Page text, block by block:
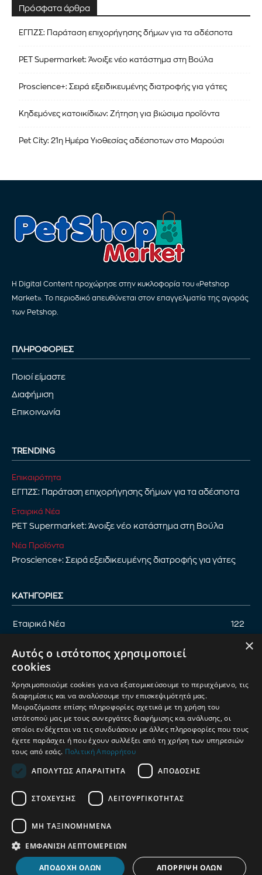
Πρόσφατα άρθρα
ΕΓΠΖΣ: Παράταση επιχορήγησης δήμων για τα αδέσποτα
PET Supermarket: Άνοιξε νέο κατάστημα στη Βούλα
Proscience+: Σειρά εξειδικευμένης διατροφής για γάτες
Κηδεμόνες κατοικίδιων: Ζήτηση για βιώσιμα προϊόντα
Pet City: 21η Ημέρα Υιοθεσίας αδέσποτων στο Μαρούσι
Η Digital Content προχώρησε στην κυκλοφορία του «Petshop
Market». Το περιοδικό απευθύνεται στον επαγγελματία της αγοράς
των Petshop.
ΠΛΗΡΟΦΟΡΙΕΣ
Ποιοί είμαστε
Διαφήμιση
Επικοινωνία
TRENDING
Επικαιρότητα
ΕΓΠΖΣ: Παράταση επιχορήγησης δήμων για τα αδέσποτα
Εταιρικά Νέα
PET Supermarket: Άνοιξε νέο κατάστημα στη Βούλα
Νέα Προϊόντα
Proscience+: Σειρά εξειδικευμένης διατροφής για γάτες
ΚΑΤΗΓΟΡΊΕΣ
Εταιρικά Νέα 122
Αφιέρωμα
Νέα Προϊόντα
Παρουσίαση προϊόντων
Έρευνα 71
ΟΡΟΙ ΧΡΗΣΗΣ
×
Αυτός ο ιστότοπος χρησιμοποιεί
cookies
Χρησιμοποιούμε cookies για να εξατομικεύσουμε το περιεχόμενο, τις
διαφημίσεις και να αναλύσουμε την επισκεψιμότητά μας.
Μοιραζόμαστε επίσης πληροφορίες σχετικά με τη χρήση του
ιστότοπού μας με τους συνεργάτες διαφήμισης και ανάλυσης, οι
οποίοι ενδέχεται να τις συνδυάσουν με άλλες πληροφορίες που τους
έχετε παράσχει ή που έχουν συλλέξει από τη χρήση των υπηρεσιών
τους από εσάς. Πολιτική Απορρήτου
ΑΠΟΛΎΤΩΣ ΑΠΑΡΑΊΤΗΤΑ
ΑΠΌΔΟΣΗΣ
ΣΤΌΧΕΥΣΗΣ ΛΕΙΤΟΥΡΓΙΚΌΤΗΤΑΣ
ΜΗ ΤΑΞΙΝΟΜΗΜΈΝΑ
ΕΜΦΆΝΙΣΗ ΛΕΠΤΟΜΕΡΕΙΏΝ
ΑΠΟΔΟΧΗ ΟΛΩΝ ΑΠΟΡΡΙΨΗ ΟΛΩΝ